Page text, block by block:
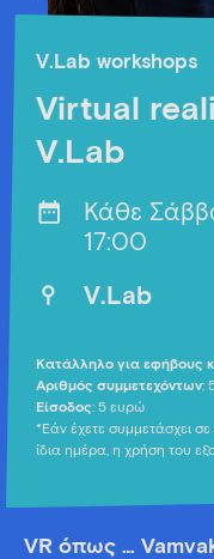
V.Lab workshops
Virtual
V.Lab
Κάθε
17:00
V.Lab
Κατάλληλο για εφήβους
Αριθμός συμμετεχόντων:
Είσοδος: 5 ευρώ
*Εάν έχετε συμμετάσχει
ίδια ημέρα, η χρήση του
VR όπως …